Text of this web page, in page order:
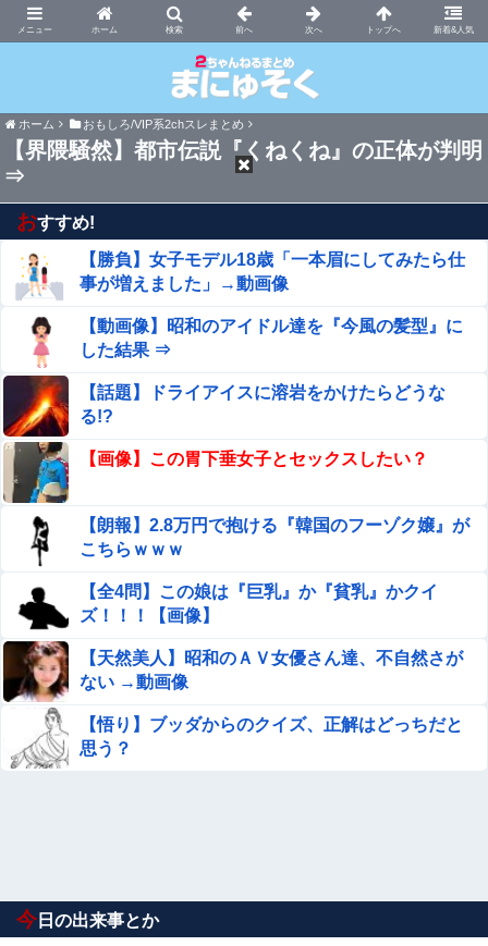
ホーム 新着&人気
まにゅそく 2chまとめニュース速報VIP
ホーム おもしろ/VIP系2chスレまとめ
【界隈騒然】都市伝説『くねくね』の正体が判明
⇒
おすすめ!
【勝負】女子モデル18歳「一本眉にしてみたら仕
事が増えました」→動画像
【動画像】昭和のアイドル達を『今風の髪型』に
した結果 ⇒
【話題】ドライアイスに溶岩をかけたらどうな
る!?
【画像】この胃下垂女子とセックスしたい？
【朗報】2.8万円で抱ける『韓国のフーゾク嬢』が
こちらｗｗｗ
【全4問】この娘は『巨乳』か『貧乳』かクイ
ズ！！！【画像】
【天然美人】昭和のＡＶ女優さん達、不自然さが
ない →動画像
【悟り】ブッダからのクイズ、正解はどっちだと
思う？
今 日の出来事とか